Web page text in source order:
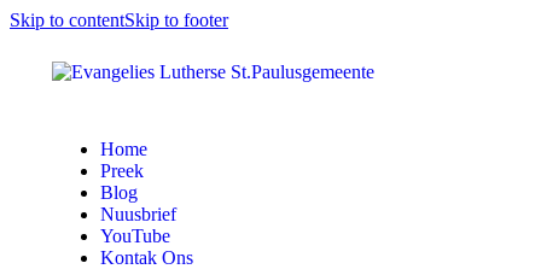
Skip to contentSkip to footer
Home
Preek
Blog
Nuusbrief
YouTube
Kontak Ons